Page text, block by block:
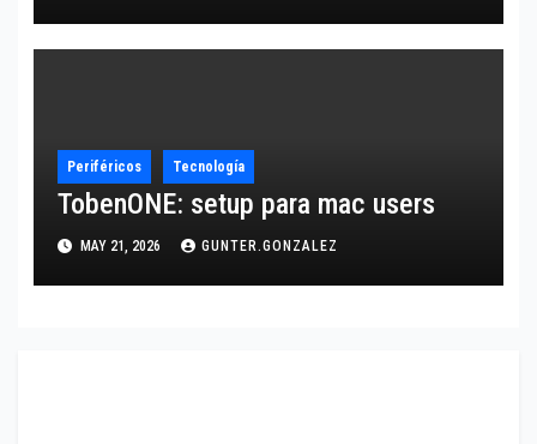
Periféricos Tecnología
TobenONE: setup para mac users
MAY 21, 2026 GUNTER.GONZALEZ